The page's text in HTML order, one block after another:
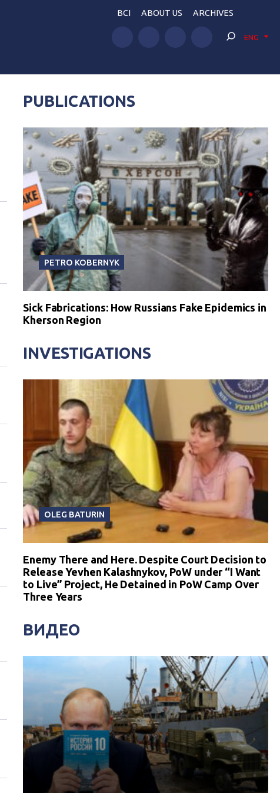
BCI ABOUT US ARCHIVES
ENG
PUBLICATIONS
PETRO KOBERNYK
Sick Fabrications: How Russians Fake Epidemics in
Kherson Region
INVESTIGATIONS
OLEG BATURIN
Enemy There and Here. Despite Court Decision to
Release Yevhen Kalashnykov, PoW under “I Want
to Live” Project, He Detained in PoW Camp Over
Three Years
ВИДЕО